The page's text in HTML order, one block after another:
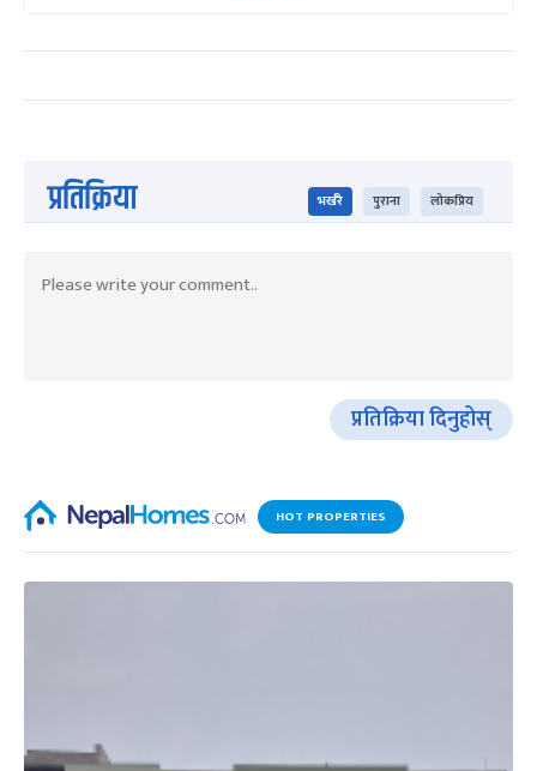
प्रतिक्रिया भर्खरै पुराना लोकप्रिय
प्रतिक्रिया दिनुहोस्
HOT PROPERTIES